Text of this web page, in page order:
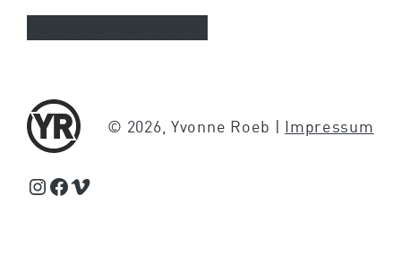
© 2026, Yvonne Roeb | Impressum
Schaue Feed, Reels und Storys auf Instagram von Yvonne Roeb
Facebook
Schaue Videos auf Vimeo über Yvonne Roeb